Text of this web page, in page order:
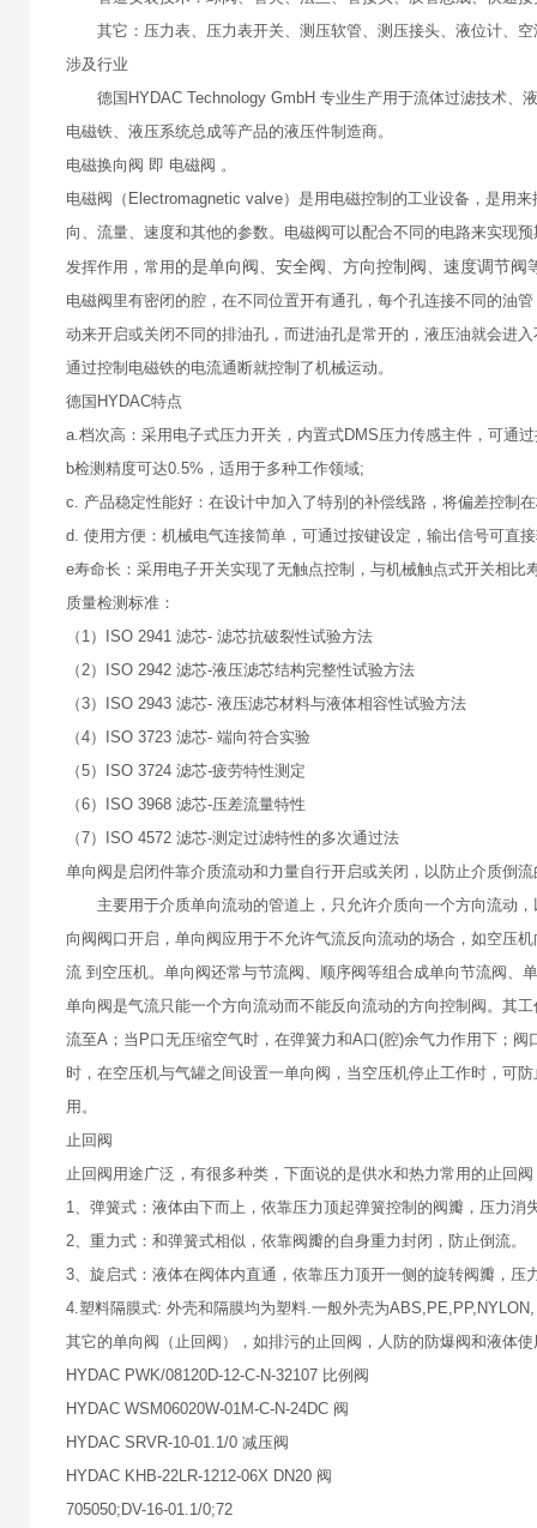
其它：压力表、压力表开关、测压软管、测压接头、液位计、
涉及行业
德国HYDAC Technology GmbH 专业生产用于流体过滤技术、
电磁铁、液压系统总成等产品的液压件制造商。
电磁换向阀 即 电磁阀 。
电磁阀（Electromagnetic valve）是用电磁控制的工业设备，是用
向、流量、速度和其他的参数。电磁阀可以配合不同的电路来实现
发挥作用，常用 的是单向阀、安全阀、方向控制阀、速度调节阀
电磁阀里有密闭的腔，在不同位置开有通孔，每个孔连接不同的油
动来开启或关闭不同的排油孔，而进油孔是常开的，液压油就会进
通过控制电磁铁的电流通断就控制了机械运动。
德国HYDAC特点
a.档次高：采用电子式压力开关，内置式DMS压力传感主件，可通
b检测精度可达0.5%，适用于多种工作领域;
c. 产品稳定性能好：在设计中加入了特别的补偿线路，将偏差控制
d. 使用方便：机械电气连接简单，可通过按键设定，输出信号可直
e寿命长：采用电子开关实现了无触点控制，与机械触点式开关相比
质量检测标准：
（1）ISO 2941 滤芯- 滤芯抗破裂性试验方法
（2）ISO 2942 滤芯-液压滤芯结构完整性试验方法
（3）ISO 2943 滤芯- 液压滤芯材料与液体相容性试验方法
（4）ISO 3723 滤芯- 端向符合实验
（5）ISO 3724 滤芯-疲劳特性测定
（6）ISO 3968 滤芯-压差流量特性
（7）ISO 4572 滤芯-测定过滤特性的多次通过法
单向阀是启闭件靠介质流动和力量自行开启或关闭，以防止介质倒
主要用于介质单向流动的管道上，只允许介质向一个方向流动，
向阀阀口开启，单向阀应用于不允许气流反向流动的场合，如空压
流 到空压机。单向阀还常与节流阀、顺序阀等组合成单向节流阀、
单向阀是气流只能一个方向流动而不能反向流动的方向控制阀。其
流至A；当P口无压缩空气时，在弹簧力和A口(腔)余气力作用下；
时，在空压机与气罐之间设置一单向阀，当空压机停止工作时，可
用。
止回阀
止回阀用途广泛，有很多种类，下面说的是供水和热力常用的止回阀
1、弹簧式：液体由下而上，依靠压力顶起弹簧控制的阀瓣，压力
2、重力式：和弹簧式相似，依靠阀瓣的自身重力封闭，防止倒流。
3、旋启式：液体在阀体内直通，依靠压力顶开一侧的旋转阀瓣，
4.塑料隔膜式: 外壳和隔膜均为塑料.一般外壳为
其它的单向阀（止回阀），如排污的止回阀，人防的防爆阀和液体
HYDAC PWK/08120D-12-C-N-32107 比例阀
HYDAC WSM06020W-01M-C-N-24DC 阀
HYDAC SRVR-10-01.1/0 减压阀
HYDAC KHB-22LR-1212-06X DN20 阀
705050;DV-16-01.1/0;72